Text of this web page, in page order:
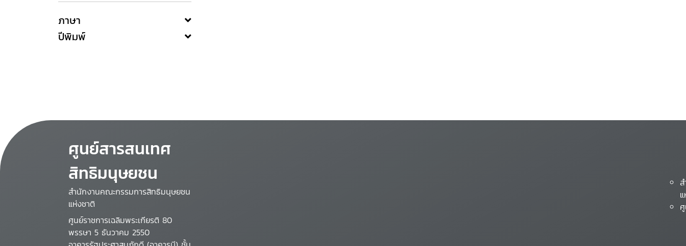
ภาษา
ปีพิมพ์
ศูนย์สารสนเทศ
สิทธิมนุษยชน
สำนักงานคณะกรรมการสิทธิมนุษยชน
แห่งชาติ
ศูนย์ราชการเฉลิมพระเกียรติ 80
พรรษา 5 ธันวาคม 2550